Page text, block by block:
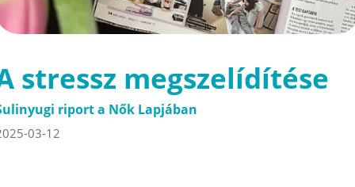
stressz megszelídítése
riport a Nők Lapjában
03-12